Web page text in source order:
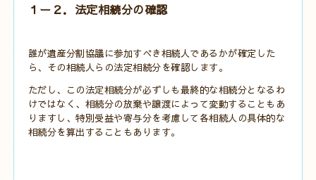
１ー２．法定相続分の確認
誰が遺産分割協議に参加すべき相続人であるかが確定した
ら、その相続人らの法定相続分を確認します。
ただし、この法定相続分が必ずしも最終的な相続分となるわ
けではなく、相続分の放棄や譲渡によって変動することもあ
りますし、特別受益や寄与分を考慮して各相続人の具体的な
相続分を算出することもあります。